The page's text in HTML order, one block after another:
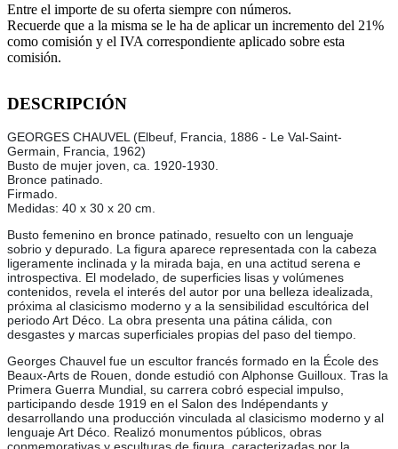
Entre el importe de su oferta siempre con números.
Recuerde que a la misma se le ha de aplicar un incremento del 21%
como comisión y el IVA correspondiente aplicado sobre esta
comisión.
DESCRIPCIÓN
GEORGES CHAUVEL (Elbeuf, Francia, 1886 - Le Val-Saint-
Germain, Francia, 1962)
Busto de mujer joven, ca. 1920-1930.
Bronce patinado.
Firmado.
Medidas: 40 x 30 x 20 cm.
Busto femenino en bronce patinado, resuelto con un lenguaje
sobrio y depurado. La figura aparece representada con la cabeza
ligeramente inclinada y la mirada baja, en una actitud serena e
introspectiva. El modelado, de superficies lisas y volúmenes
contenidos, revela el interés del autor por una belleza idealizada,
próxima al clasicismo moderno y a la sensibilidad escultórica del
periodo Art Déco. La obra presenta una pátina cálida, con
desgastes y marcas superficiales propias del paso del tiempo.
Georges Chauvel fue un escultor francés formado en la École des
Beaux-Arts de Rouen, donde estudió con Alphonse Guilloux. Tras la
Primera Guerra Mundial, su carrera cobró especial impulso,
participando desde 1919 en el Salon des Indépendants y
desarrollando una producción vinculada al clasicismo moderno y al
lenguaje Art Déco. Realizó monumentos públicos, obras